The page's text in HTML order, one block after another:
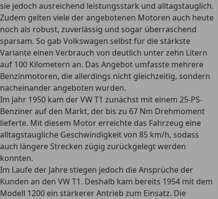
sie jedoch ausreichend leistungsstark und alltagstauglich.
Zudem gelten viele der angebotenen Motoren auch heute
noch als robust, zuverlässig und sogar überraschend
sparsam. So gab Volkswagen selbst für die stärkste
Variante einen Verbrauch von deutlich unter zehn Litern
auf 100 Kilometern an. Das Angebot umfasste mehrere
Benzinmotoren, die allerdings nicht gleichzeitig, sondern
nacheinander angeboten wurden.
Im Jahr 1950 kam der VW T1 zunächst mit einem 25-PS-
Benziner auf den Markt, der bis zu 67 Nm Drehmoment
lieferte. Mit diesem Motor erreichte das Fahrzeug eine
alltagstaugliche Geschwindigkeit von 85 km/h, sodass
auch längere Strecken zügig zurückgelegt werden
konnten.
Im Laufe der Jahre stiegen jedoch die Ansprüche der
Kunden an den VW T1. Deshalb kam bereits 1954 mit dem
Modell 1200 ein stärkerer Antrieb zum Einsatz. Die